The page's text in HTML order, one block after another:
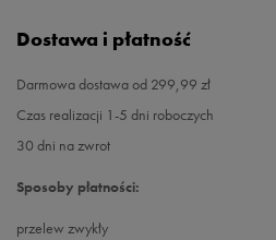
Dostawa i płatność
Darmowa dostawa od 299,99 zł
Czas realizacji 1-5 dni roboczych
30 dni na zwrot
Sposoby płatności:
przelew zwykły